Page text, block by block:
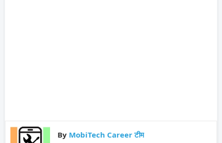
By MobiTech Career टीम